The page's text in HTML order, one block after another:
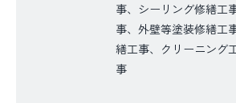
事、シーリング修繕工
事、外壁等塗装修繕工
繕工事、クリーニング
事